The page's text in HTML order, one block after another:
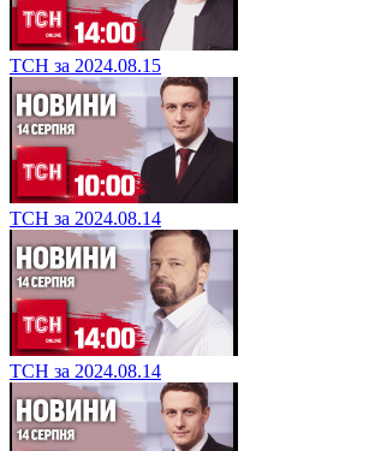
ТСН за 2024.08.15
ТСН за 2024.08.14
ТСН за 2024.08.14